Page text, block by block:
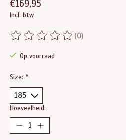
€169,95
Incl. btw
De beoordeling van dit product is
(0)
Op voorraad
Size: *
Hoeveelheid: